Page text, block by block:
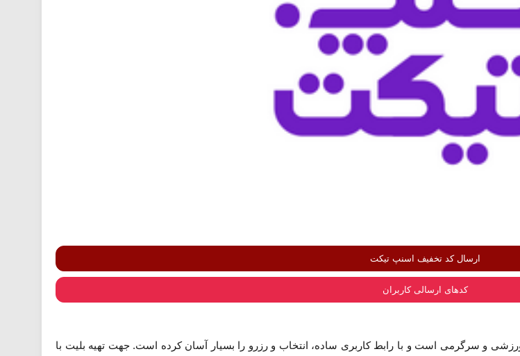
ارسال کد تخفیف اسنپ تیکت
کدهای ارسالی کاربران
و سرگرمی است و با رابط کاربری ساده، انتخاب و رزرو را بسیار آسان کرده است. جهت تهیه بلیت با